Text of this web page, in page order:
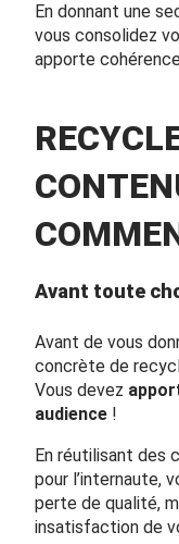
En donnant une
vous consolidez
apporte
Avant toute
Avant de vous
concrète de
Vous devez
audience !
En réutilisant des
pour l’internaute,
perte de qualité,
insatisfaction de